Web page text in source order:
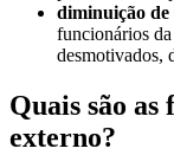
diminuição de
funcionários
desmotivados,
Quais são
externo?